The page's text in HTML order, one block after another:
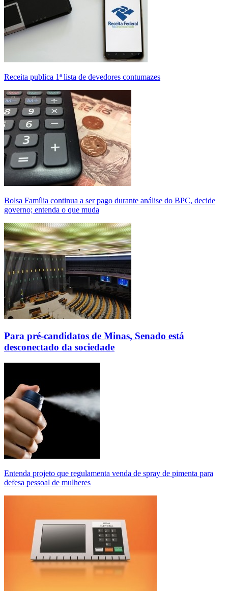
Receita publica 1ª lista de devedores contumazes
Bolsa Família continua a ser pago durante análise do BPC, decide
governo; entenda o que muda
Para pré-candidatos de Minas, Senado está
desconectado da sociedade
Entenda projeto que regulamenta venda de spray de pimenta para
defesa pessoal de mulheres